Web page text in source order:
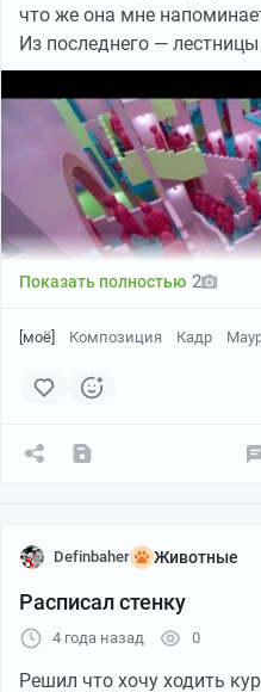
6. "Стеклянные слёзы"
чтиво" Квентин Тарантино
что же она мне
Из последнего —
хождения по ступенькам
Показать полностью 2
[моё] Композиция Кадр
Definbaher Животные
Расписал стенку
4 года назад 0
Решил что хочу ходить